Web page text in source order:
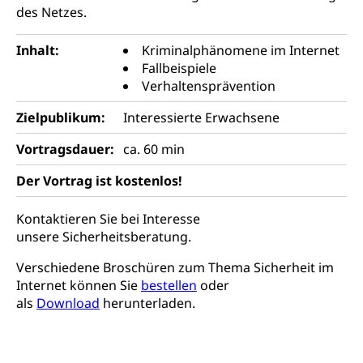
des Netzes.
Inhalt:
Kriminalphänomene im Internet
Fallbeispiele
Verhaltensprävention
Zielpublikum:
Interessierte Erwachsene
Vortragsdauer: ca. 60 min
Der Vortrag ist kostenlos!
Kontaktieren Sie bei Interesse
unsere Sicherheitsberatung.
Verschiedene Broschüren zum Thema Sicherheit im
Internet können Sie bestellen oder
als Download herunterladen.
Früherziehung
Schuldienste
Betreuungsangebote
Schulliste
Heilpädagogische Schulen
Freiwilliger Schulsport
Hochschulen)
swissuniversities
Universität Luzern
Fachstelle Hochschulbildung
Vorschule
Kindergarten, Kinderkrippe, Krippe, Kinderhort,
Kindertagesstätte, Spielgruppe, Tagesmutter,
Freiwilliges Kindergarten Jahr
Kinderbetreuung
Freiwilliges Kindergarten Jahr
Frühe Sprachförderung
Kindergarten & Basisstufe
Frühe Förderung
Gesundheit und Soziales
Konsumentenrechte, Produktsicherheit,
Preisüberwachung, Preisüberwacher,
Konsumentenorganisation, parallele Einfuhr,
regionale Erschöpfung, nationale Erschöpfung,
internationale Erschöpfung, Preisabsprache, Kartell,
Cassis-deDijon-Prinzip